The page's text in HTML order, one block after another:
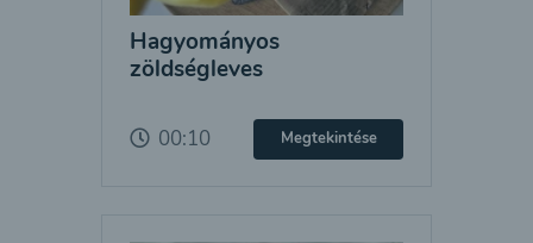
Hagyományos
zöldségleves
00:10 Megtekintése